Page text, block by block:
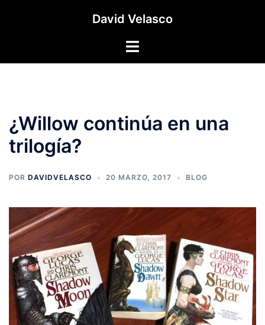
David Velasco
Alternar
¿Willow continúa en una
trilogía?
POR DAVIDVELASCO 20 MARZO, 2017 BLOG